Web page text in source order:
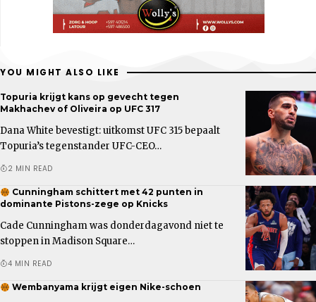
YOU MIGHT ALSO LIKE
Topuria krijgt kans op gevecht tegen
Makhachev of Oliveira op UFC 317
Dana White bevestigt: uitkomst UFC 315 bepaalt
Topuria’s tegenstander UFC-CEO…
2 MIN READ
Cunningham schittert met 42 punten in
dominante Pistons-zege op Knicks
Cade Cunningham was donderdagavond niet te
stoppen in Madison Square…
4 MIN READ
Wembanyama krijgt eigen Nike-schoen